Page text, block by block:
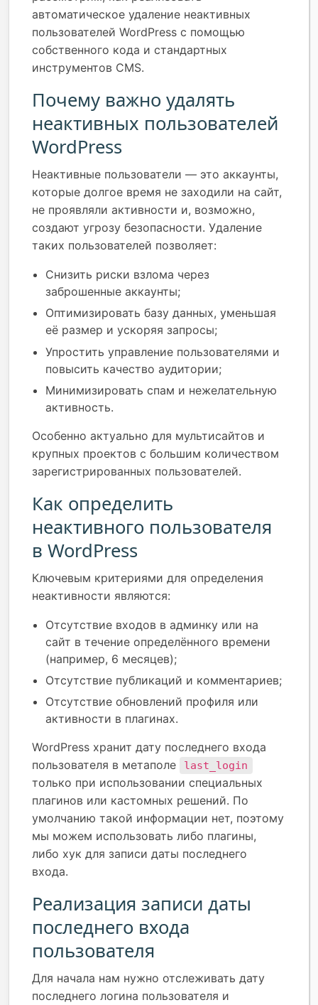
автоматическое удаление неактивных
пользователей WordPress с помощью
собственного кода и стандартных
инструментов CMS.
Почему важно удалять
неактивных пользователей
WordPress
Неактивные пользователи — это аккаунты,
которые долгое время не заходили на сайт,
не проявляли активности и, возможно,
создают угрозу безопасности. Удаление
таких пользователей позволяет:
Снизить риски взлома через
заброшенные аккаунты;
Оптимизировать базу данных, уменьшая
её размер и ускоряя запросы;
Упростить управление пользователями и
повысить качество аудитории;
Минимизировать спам и нежелательную
активность.
Особенно актуально для мультисайтов и
крупных проектов с большим количеством
зарегистрированных пользователей.
Как определить
неактивного пользователя
в WordPress
Ключевым критериями для определения
неактивности являются:
Отсутствие входов в админку или на
сайт в течение определённого времени
(например, 6 месяцев);
Отсутствие публикаций и комментариев;
Отсутствие обновлений профиля или
активности в плагинах.
WordPress хранит дату последнего входа
пользователя в метаполе
last_login
только при использовании специальных
плагинов или кастомных решений. По
умолчанию такой информации нет, поэтому
мы можем использовать либо плагины,
либо хук для записи даты последнего
входа.
Реализация записи даты
последнего входа
пользователя
Для начала нам нужно отслеживать дату
последнего логина пользователя и